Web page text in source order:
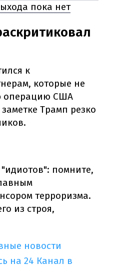
пока нет
к
которые не
операцию США
Трамп резко
помните,
терроризма.
из строя,
новости
на 24 Канал в